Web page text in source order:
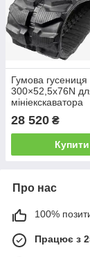
Гумова гусениця
300×52,5x76N
мініекскаватора
28 520 ₴
Купити
Про нас
100%
Працює з